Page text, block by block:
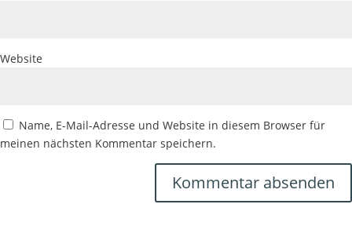
Website
Name, E-Mail-Adresse und Website in diesem Browser für
meinen nächsten Kommentar speichern.